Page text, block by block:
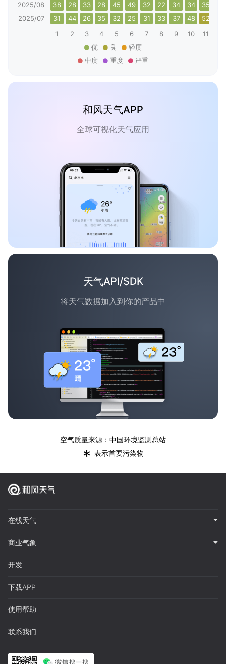
2025/08
38 28 33 28 45 49 32 22 34 34 35
2025/07
31 44 26 35 32 25 31 33 37 48 52
1
2 3 4 5 6 7 8 9 10 11
优
良
轻度
中度
重度 严重
和风天气APP
全球可视化天气应用
天气API/SDK
将天气数据加入到你的产品中
空气质量来源：中国环境监测总站
* 表示首要污染物
在线天气
商业气象
开发
下载APP
使用帮助
联系我们